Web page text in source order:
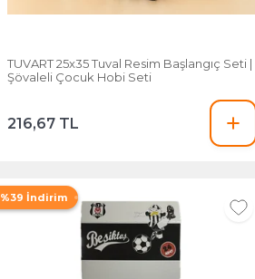
TUVART 25x35 Tuval Resim Başlangıç Seti |
Şövaleli Çocuk Hobi Seti
216,67 TL
%39 İndirim